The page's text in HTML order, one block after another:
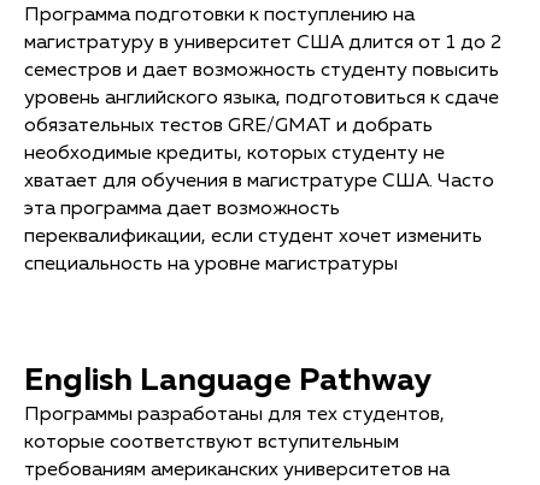
Программа подготовки к поступлению на
магистратуру в университет США длится от 1 до 2
семестров и дает возможность студенту повысить
уровень английского языка, подготовиться к сдаче
обязательных тестов GRE/GMAT и добрать
необходимые кредиты, которых студенту не
хватает для обучения в магистратуре США. Часто
эта программа дает возможность
переквалификации, если студент хочет изменить
специальность на уровне магистратуры
English Language Pathway
Программы разработаны для тех студентов,
которые соответствуют вступительным
требованиям американских университетов на